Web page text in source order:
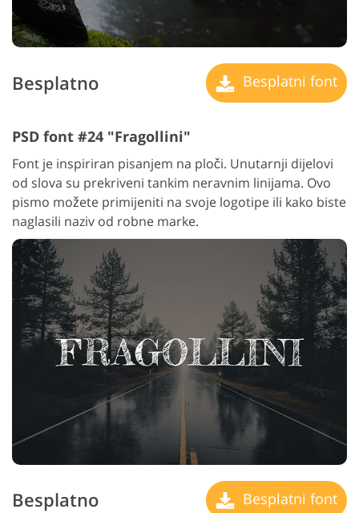
Besplatno Besplatni font
PSD font #24 "Fragollini"
Font je inspiriran pisanjem na ploči. Unutarnji dijelovi
od slova su prekriveni tankim neravnim linijama. Ovo
pismo možete primijeniti na svoje logotipe ili kako biste
naglasili naziv od robne marke.
Besplatno Besplatni font